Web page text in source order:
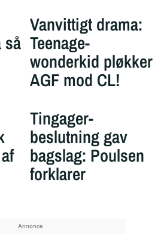
så
Vanvittigt drama:
Teenage-
wonderkid pløkker
AGF mod CL!
Tingager-
beslutning gav
bagslag: Poulsen
forklarer